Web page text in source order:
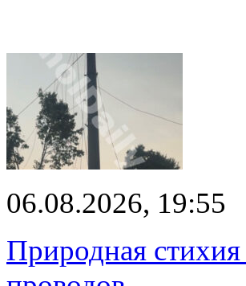
06.08.2026, 19:55
Природная